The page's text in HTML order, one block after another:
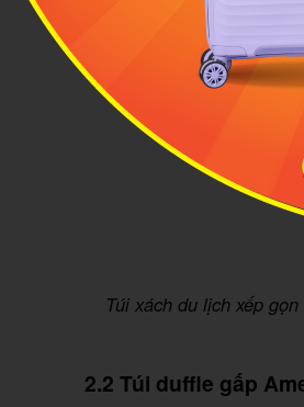
Túi xách du lịch xếp
2.2 Túi duffle gấp